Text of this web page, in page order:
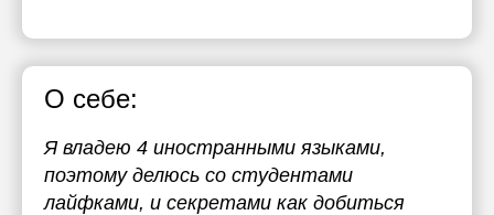
О себе:
Я владею 4 иностранными языками,
поэтому делюсь со студентами
лайфками, и секретами как добиться